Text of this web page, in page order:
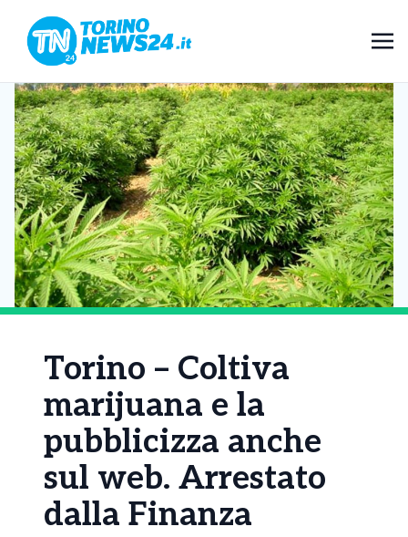
Torino – Coltiva
marijuana e la
pubblicizza anche
sul web. Arrestato
dalla Finanza